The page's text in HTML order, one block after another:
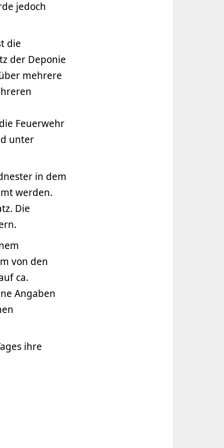
jedoch
die
der Deponie
mehrere
Feuerwehr
unter
in dem
werden.
Die
von den
ca.
Angaben
ihre